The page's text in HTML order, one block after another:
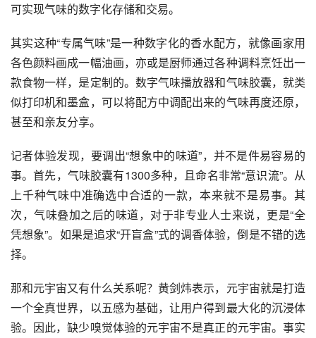
可实现气味的数字化存储和交易。
其实这种“专属气味”是一种数字化的香水配方，就像画家用
各色颜料画成一幅油画，亦或是厨师通过各种调料烹饪出一
款食物一样，是定制的。数字气味播放器和气味胶囊，就类
似打印机和墨盒，可以将配方中调配出来的气味再度还原，
甚至和亲友分享。
记者体验发现，要调出“想象中的味道”，并不是件易容易的
事。首先，气味胶囊有1300多种，且命名非常“意识流”。从
上千种气味中准确选中合适的一款，本来就不是易事。其
次，气味叠加之后的味道，对于非专业人士来说，更是“全
凭想象”。如果是追求“开盲盒”式的调香体验，倒是不错的选
择。
那和元宇宙又有什么关系呢？黄剑炜表示，元宇宙就是打造
一个全真世界，以五感为基础，让用户得到最大化的沉浸体
验。因此，缺少嗅觉体验的元宇宙不是真正的元宇宙。事实